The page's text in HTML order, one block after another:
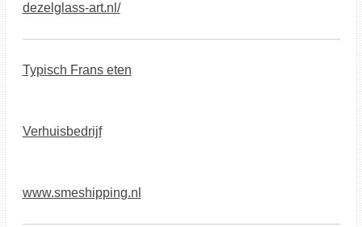
dezelglass-art.nl/
Typisch Frans eten
Verhuisbedrijf
www.smeshipping.nl